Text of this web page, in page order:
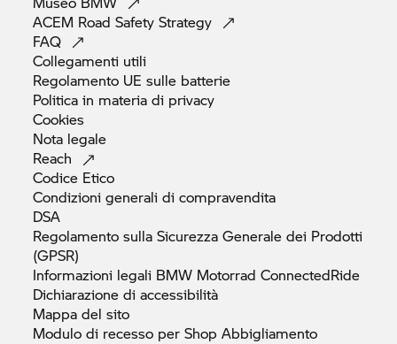
ACEM Road SafetyStrategy
FAQ
Collegamenti utili
Regolamento UE sulle batterie
Politica in materia di privacy
Cookies
Nota legale
Reach
Codice Etico
Condizioni generali dicompravendita
DSA
Regolamento sulla Sicurezza Generale dei Prodotti
(GPSR)
Informazioni legali BMW Motorrad ConnectedRide
Dichiarazione diaccessibilità
Mappa delsito
Modulo di recesso per ShopAbbigliamento